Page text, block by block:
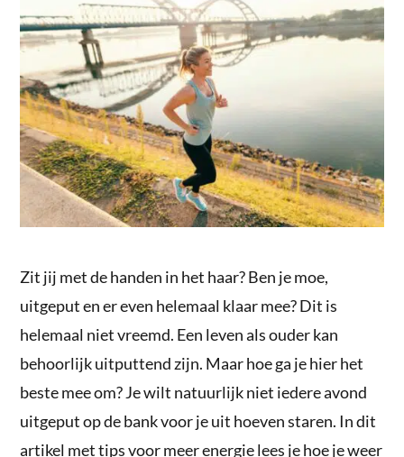
Zit jij met de handen in het haar? Ben je moe,
uitgeput en er even helemaal klaar mee? Dit is
helemaal niet vreemd. Een leven als ouder kan
behoorlijk uitputtend zijn. Maar hoe ga je hier het
beste mee om? Je wilt natuurlijk niet iedere avond
uitgeput op de bank voor je uit hoeven staren. In dit
artikel met tips voor meer energie lees je hoe je weer